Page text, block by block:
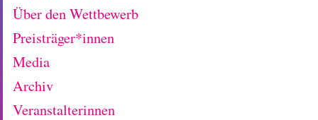
Über den Wettbewerb
Preisträger*innen
Media
Archiv
Veranstalterinnen